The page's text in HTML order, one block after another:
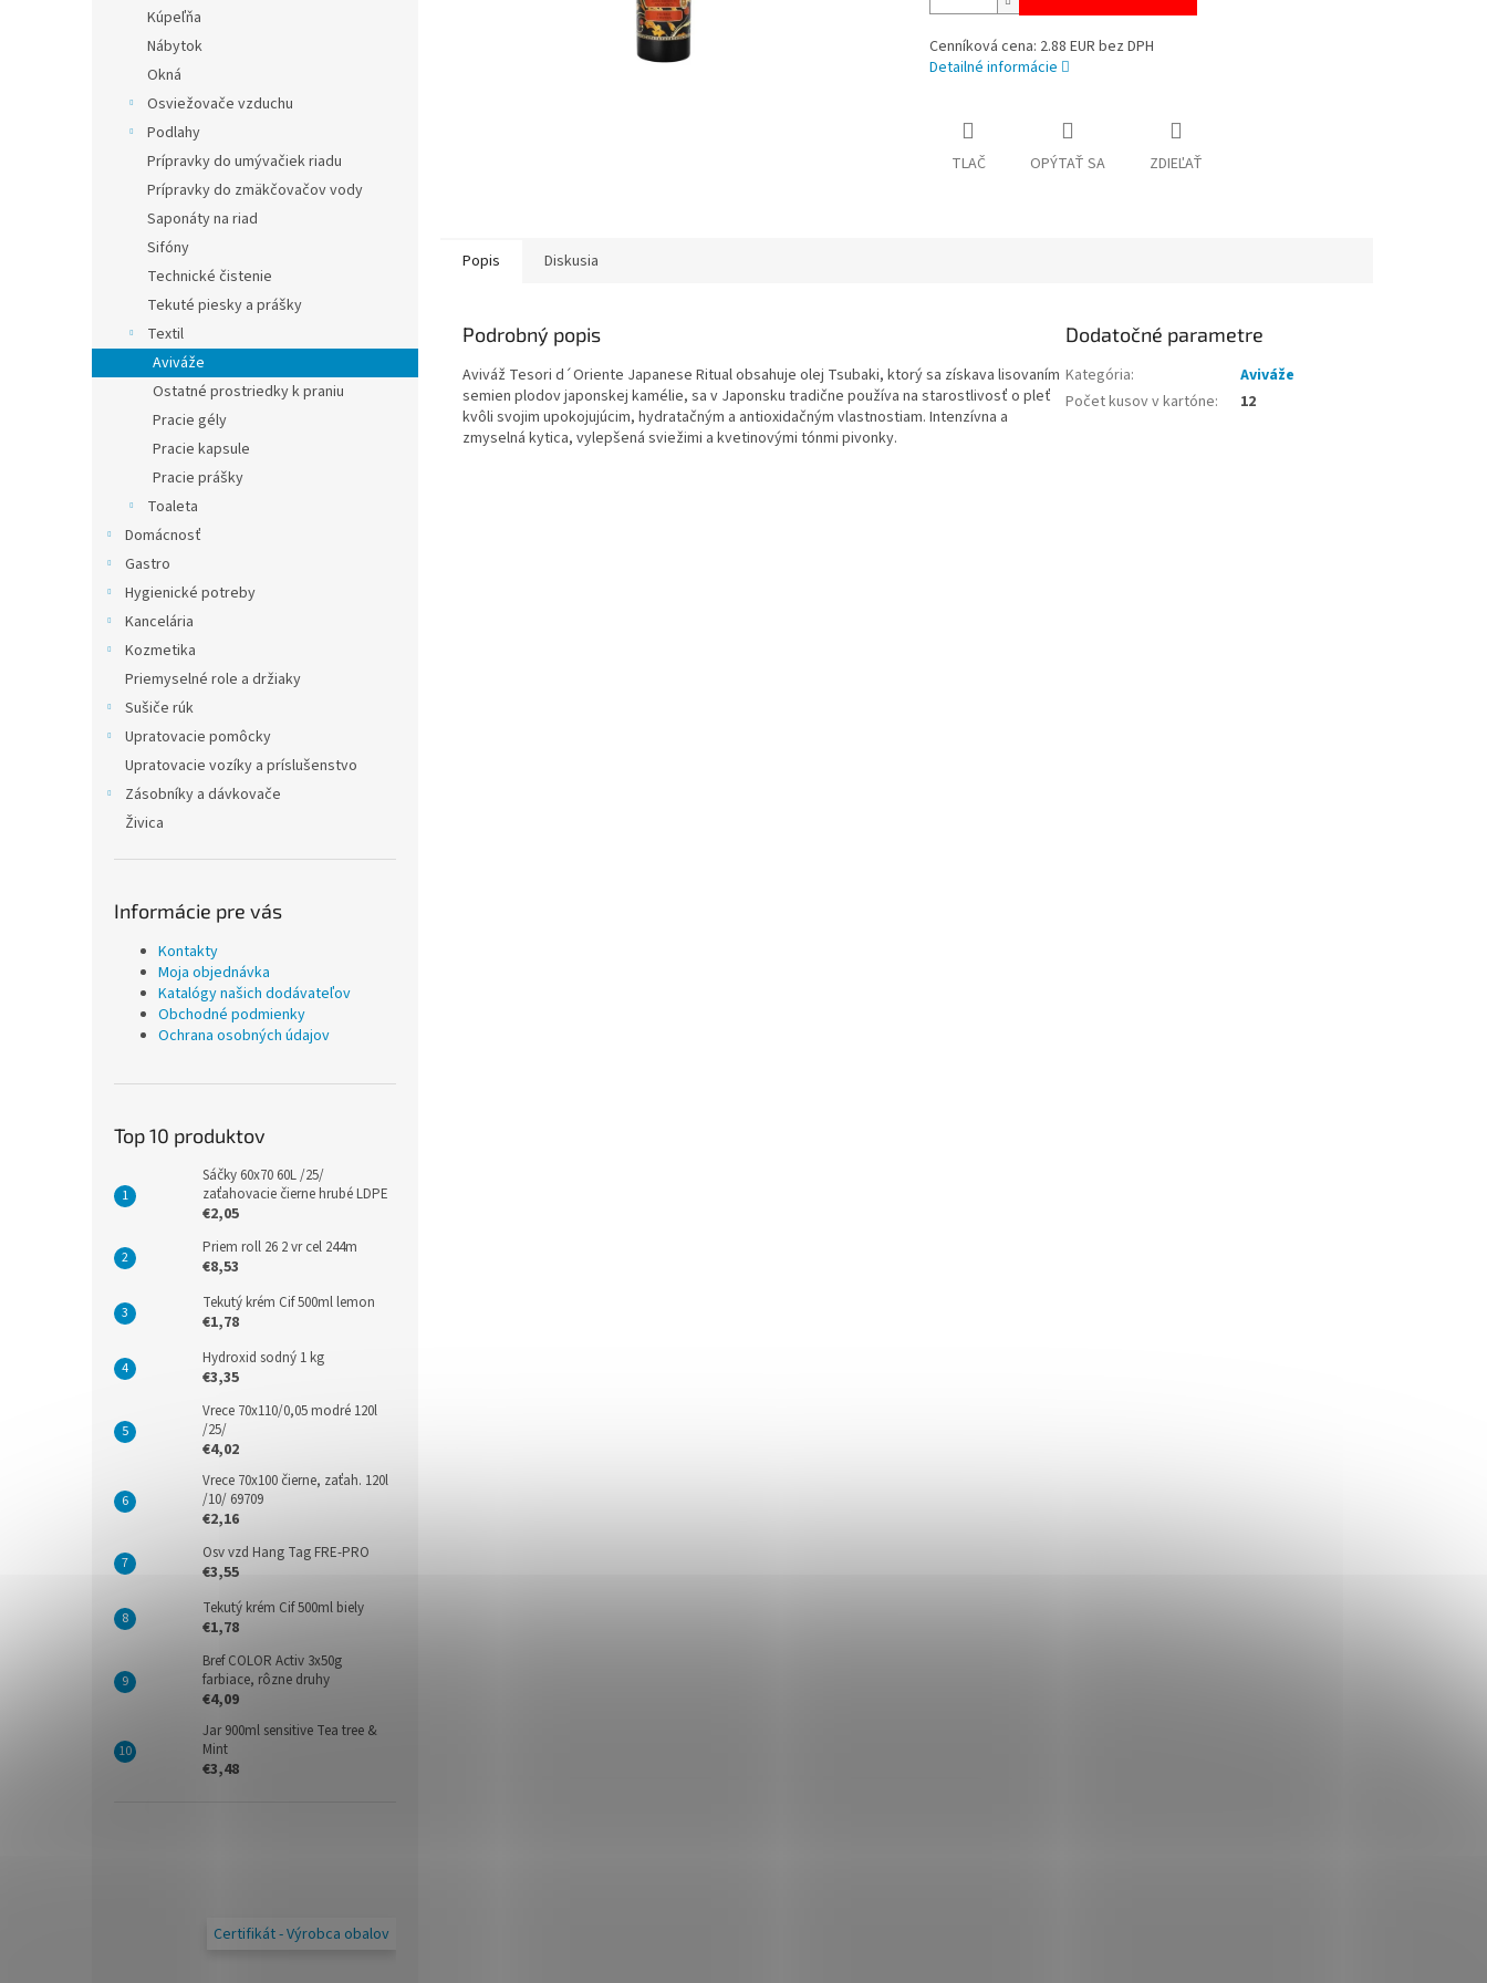
Kúpeľňa
Nábytok
Okná
Osviežovače vzduchu
Podlahy
Prípravky do umývačiek riadu
Prípravky do zmäkčovačov vody
Saponáty na riad
Sifóny
Technické čistenie
Tekuté piesky a prášky
Textil
Aviváže
Ostatné prostriedky k praniu
Pracie gély
Pracie kapsule
Pracie prášky
Toaleta
Domácnosť
Gastro
Hygienické potreby
Kancelária
Kozmetika
Priemyselné role a držiaky
Sušiče rúk
Upratovacie pomôcky
Upratovacie vozíky a príslušenstvo
Zásobníky a dávkovače
Živica
Informácie pre vás
Kontakty
Moja objednávka
Katalógy našich dodávateľov
Obchodné podmienky
Ochrana osobných údajov
Top 10 produktov
Sáčky 60x70 60L /25/
zaťahovacie čierne hrubé LDPE
€2,05
Priem roll 26 2 vr cel 244m
€8,53
Tekutý krém Cif 500ml lemon
€1,78
Hydroxid sodný 1 kg
€3,35
Vrece 70x110/0,05 modré 120l
/25/
€4,02
Vrece 70x100 čierne, zaťah. 120l
/10/ 69709
€2,16
Osv vzd Hang Tag FRE-PRO
€3,55
Tekutý krém Cif 500ml biely
€1,78
Bref COLOR Activ 3x50g
farbiace, rôzne druhy
€4,09
Jar 900ml sensitive Tea tree &
Mint
€3,48
Certifikát - Výrobca obalov
Cenníková cena: 2.88 EUR bez DPH
Detailné informácie
TLAČ OPÝTAŤ SA ZDIEĽAŤ
Popis Diskusia
Podrobný popis
Aviváž Tesori d´Oriente Japanese Ritual obsahuje olej Tsubaki, ktorý sa získava lisovaním
semien plodov japonskej kamélie, sa v Japonsku tradične používa na starostlivosť o pleť
kvôli svojim upokojujúcim, hydratačným a antioxidačným vlastnostiam. Intenzívna a
zmyselná kytica, vylepšená sviežimi a kvetinovými tónmi pivonky.
Dodatočné parametre
Kategória:
Aviváže
Počet kusov v kartóne: 12